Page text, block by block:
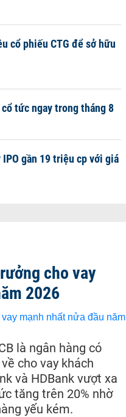
cổ phiếu CTG để sở hữu
tức ngay trong tháng 8
gần 19 triệu cp với giá
cho vay
2026
là ngân hàng có
cho vay khách
và HDBank vượt xa
tăng trên 20% nhờ
yếu kém.